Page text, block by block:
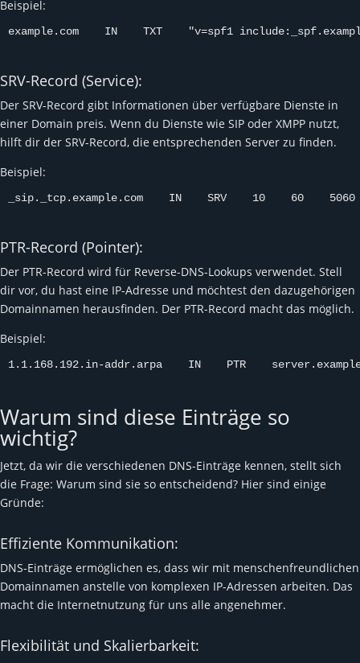
Beispiel:
example.com    IN    TXT    "v=spf1
SRV-Record (Service):
Der SRV-Record gibt Informationen über verfügbare Dienste in
einer Domain preis. Wenn du Dienste wie SIP oder XMPP nutzt,
hilft dir der SRV-Record, die entsprechenden Server zu finden.
Beispiel:
_sip._tcp.example.com    IN    SRV    10    60    5060
PTR-Record (Pointer):
Der PTR-Record wird für Reverse-DNS-Lookups verwendet. Stell
dir vor, du hast eine IP-Adresse und möchtest den dazugehörigen
Domainnamen herausfinden. Der PTR-Record macht das möglich.
Beispiel:
1.1.168.192.in-addr.arpa    IN    PTR
Warum sind diese Einträge so
wichtig?
Jetzt, da wir die verschiedenen DNS-Einträge kennen, stellt sich
die Frage: Warum sind sie so entscheidend? Hier sind einige
Gründe:
Effiziente Kommunikation:
DNS-Einträge ermöglichen es, dass wir mit menschenfreundlichen
Domainnamen anstelle von komplexen IP-Adressen arbeiten. Das
macht die Internetnutzung für uns alle angenehmer.
Flexibilität und Skalierbarkeit: